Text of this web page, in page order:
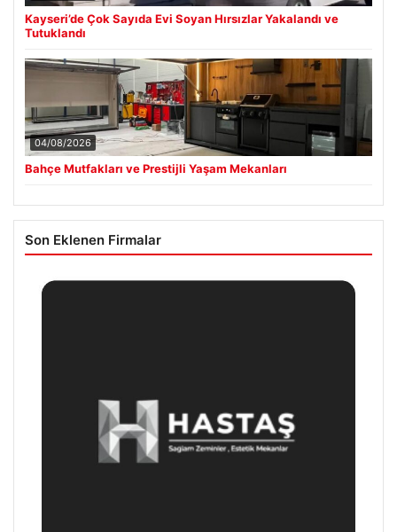
Kayseri’de Çok Sayıda Evi Soyan Hırsızlar Yakalandı ve
Tutuklandı
04/08/2026
Bahçe Mutfakları ve Prestijli Yaşam Mekanları
Son Eklenen Firmalar